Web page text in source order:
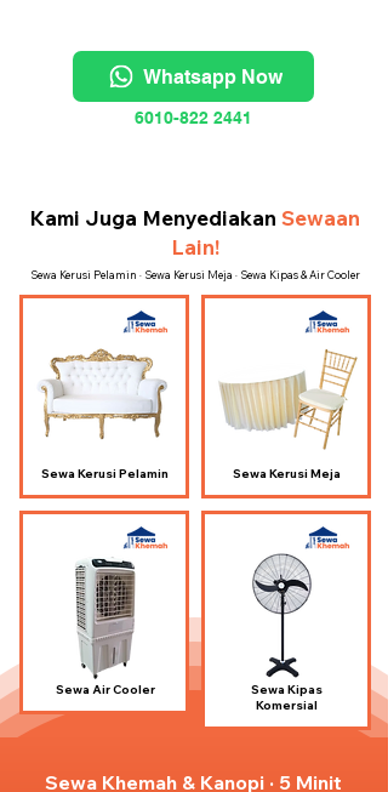
Whatsapp Now
6010-822 2441
Kami Juga Menyediakan Sewaan
Lain!
Sewa Kerusi Pelamin · Sewa Kerusi Meja · Sewa Kipas & Air Cooler
Sewa Kerusi Pelamin
Sewa Air Cooler
Sewa Kerusi Meja
Sewa Kipas
Komersial
Sewa Khemah & Kanopi · 5 Minit